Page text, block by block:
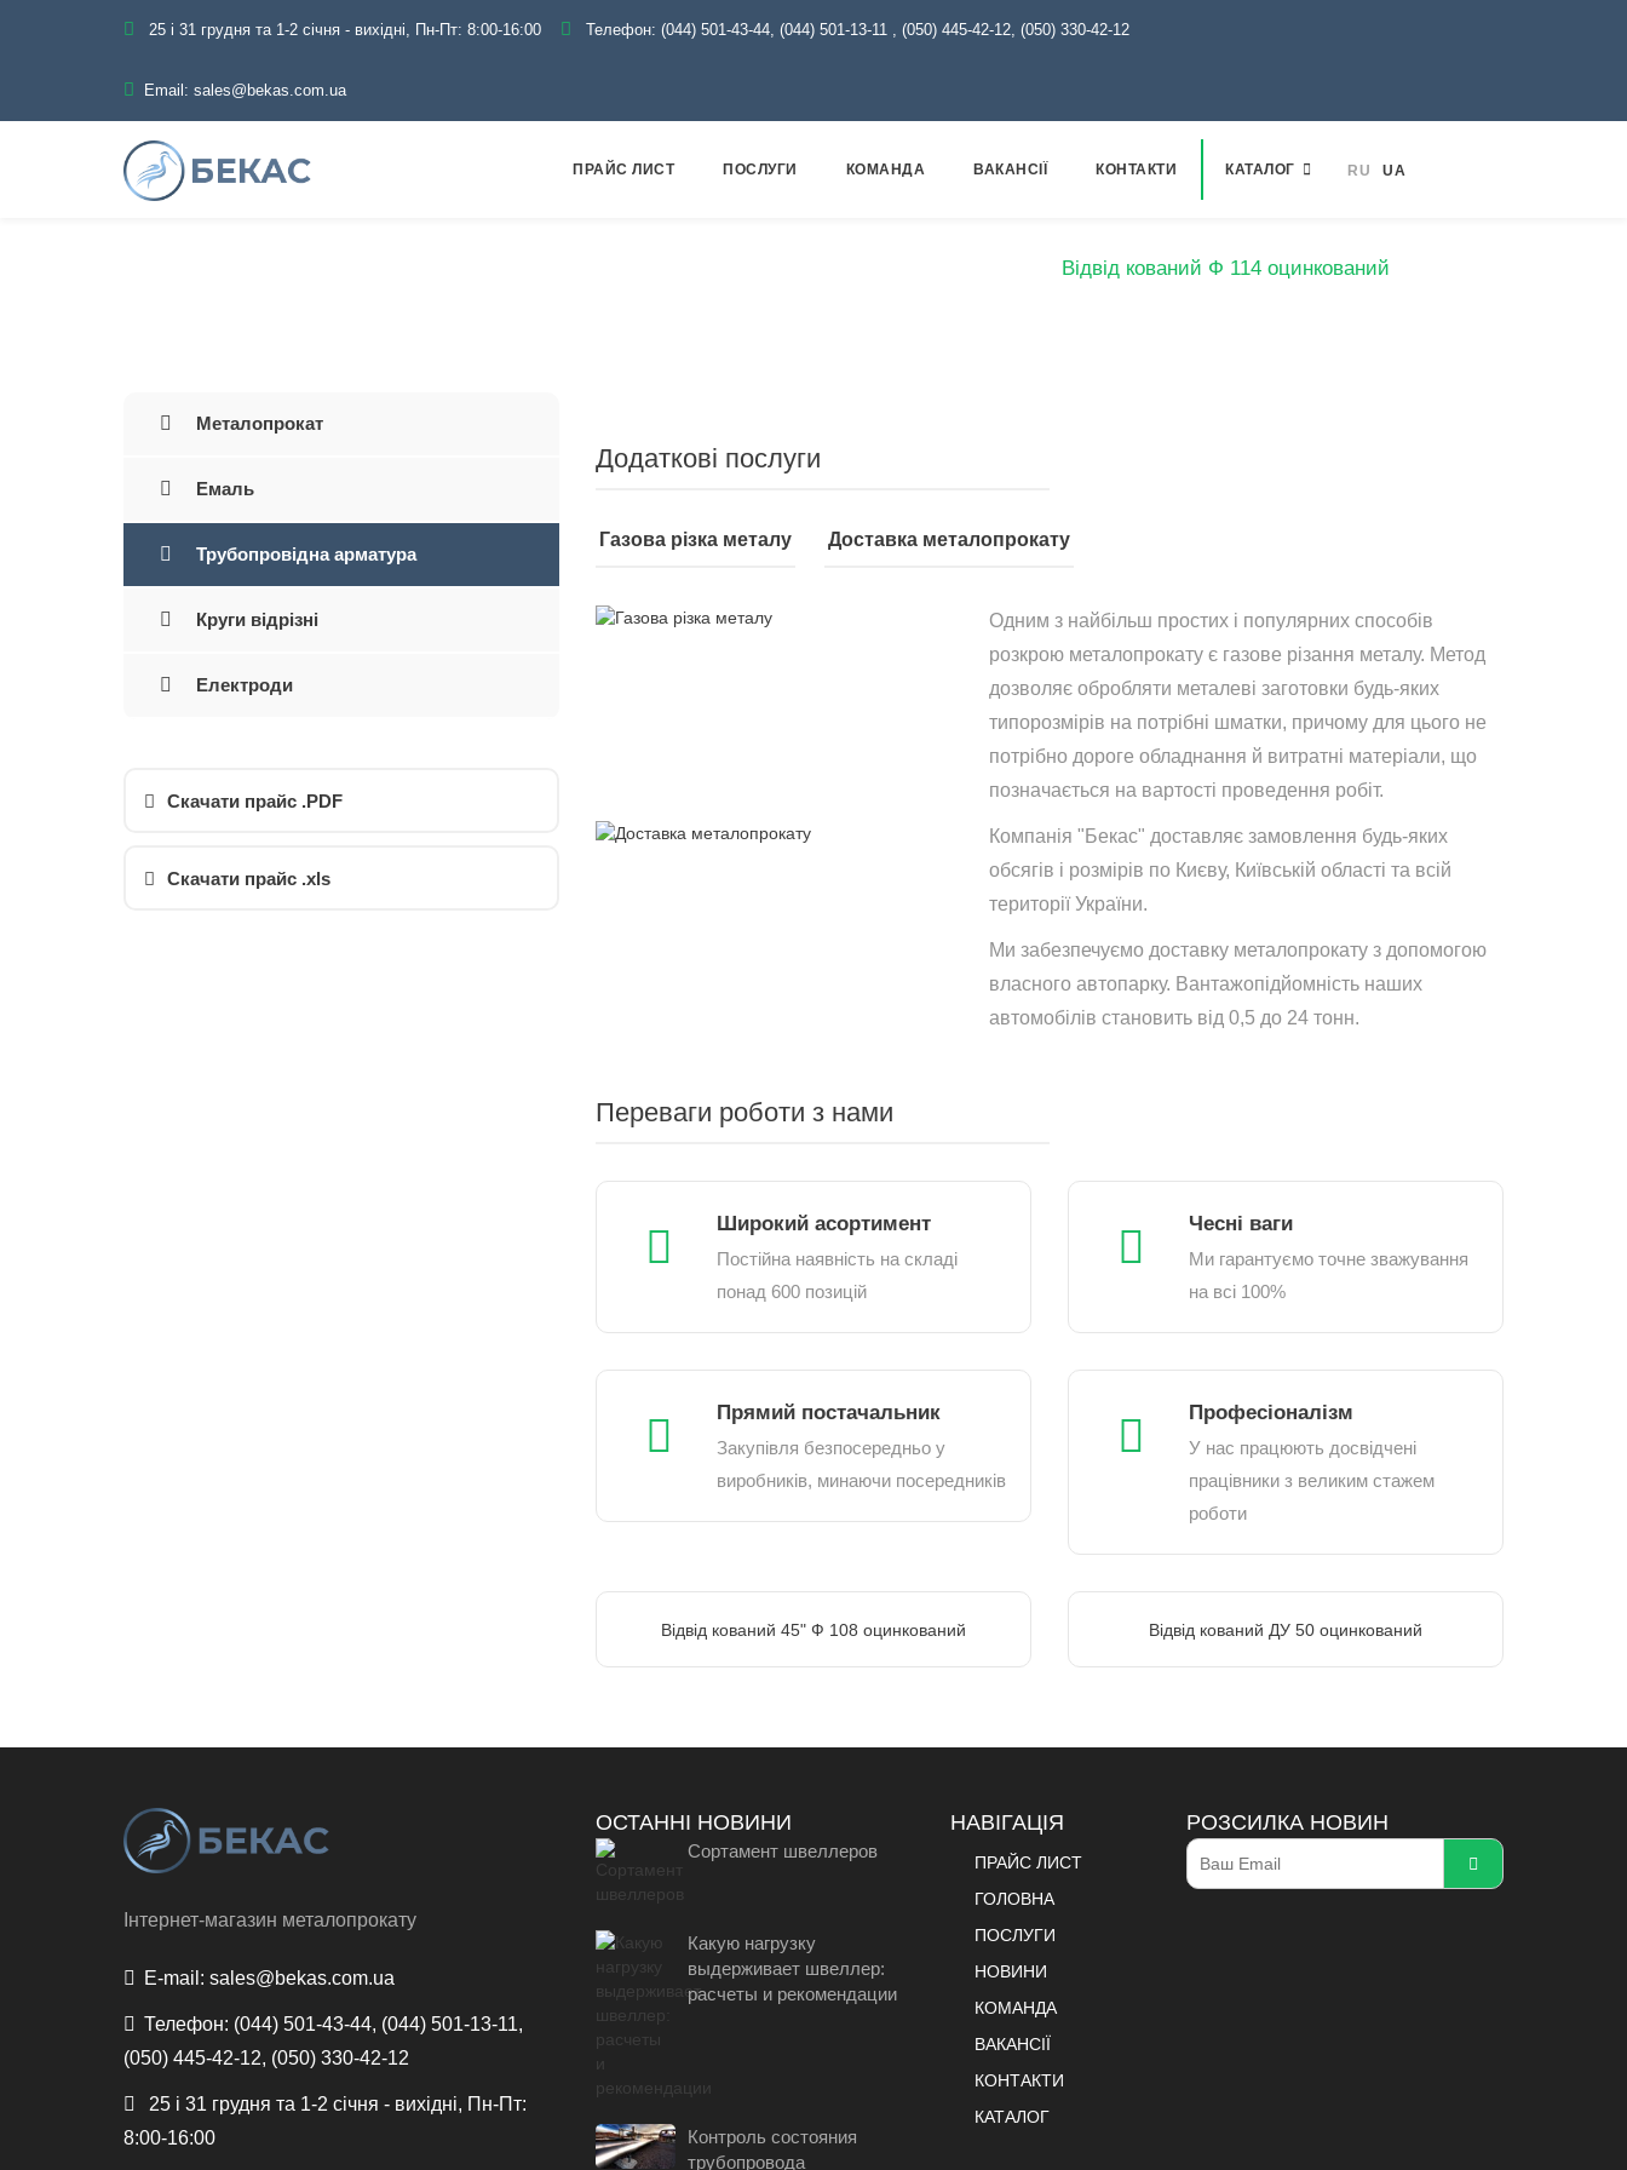
25 і 31 грудня та 1-2 січня - вихідні, Пн-Пт: 8:00-16:00 Телефон: (044) 501-43-44, (044) 501-13-11 , (050) 445-42-12, (050) 330-42-12
Email: sales@bekas.com.ua
ПРАЙС ЛИСТ ПОСЛУГИ КОМАНДА ВАКАНСІЇ КОНТАКТИ КАТАЛОГ RU UA
Відвід кований Ф 114 оцинкований
Металопрокат
Емаль
Трубопровідна арматура
Круги відрізні
Електроди
Скачати прайс .PDF
Скачати прайс .xls
Додаткові послуги
Газова різка металу Доставка металопрокату
Одним з найбільш простих і популярних способів
розкрою металопрокату є газове різання металу. Метод
дозволяє обробляти металеві заготовки будь-яких
типорозмірів на потрібні шматки, причому для цього не
потрібно дороге обладнання й витратні матеріали, що
позначається на вартості проведення робіт.
Компанія "Бекас" доставляє замовлення будь-яких
обсягів і розмірів по Києву, Київській області та всій
території України.
Ми забезпечуємо доставку металопрокату з допомогою
власного автопарку. Вантажопідйомність наших
автомобілів становить від 0,5 до 24 тонн.
Переваги роботи з нами
Широкий асортимент
Постійна наявність на складі
понад 600 позицій
Чесні ваги
Ми гарантуємо точне зважування
на всі 100%
Прямий постачальник
Закупівля безпосередньо у
виробників, минаючи посередників
Професіоналізм
У нас працюють досвідчені
працівники з великим стажем
роботи
Відвід кований 45" Ф 108 оцинкований Відвід кований ДУ 50 оцинкований
Інтернет-магазин металопрокату
E-mail: sales@bekas.com.ua
Телефон: (044) 501-43-44, (044) 501-13-11,
(050) 445-42-12, (050) 330-42-12
25 і 31 грудня та 1-2 січня - вихідні, Пн-Пт:
8:00-16:00
ОСТАННІ НОВИНИ
Сортамент швеллеров
Какую нагрузку
выдерживает швеллер:
расчеты и рекомендации
Контроль состояния
трубопровода
НАВІГАЦІЯ
ПРАЙС ЛИСТ
ГОЛОВНА
ПОСЛУГИ
НОВИНИ
КОМАНДА
ВАКАНСІЇ
КОНТАКТИ
КАТАЛОГ
РОЗСИЛКА НОВИН